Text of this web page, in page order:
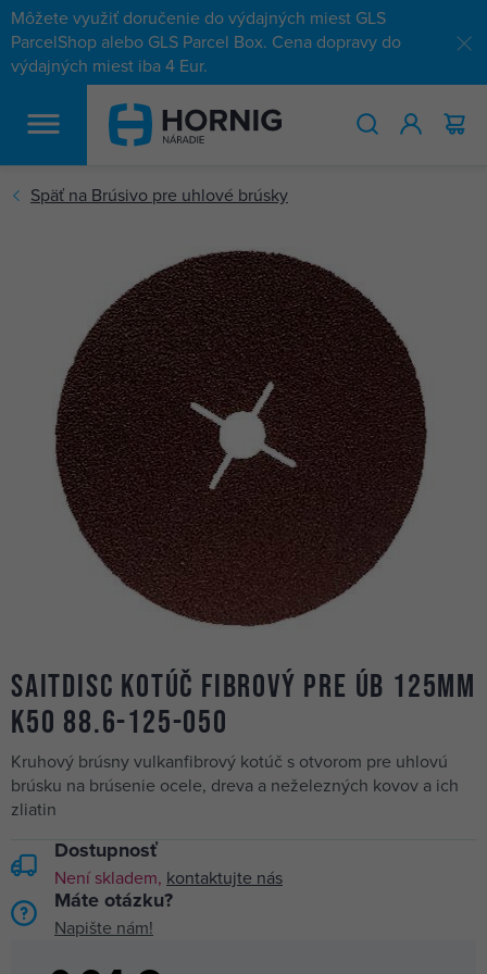
Môžete využiť doručenie do výdajných miest GLS
ParcelShop alebo GLS Parcel Box. Cena dopravy do
výdajných miest iba 4 Eur.
HĽADAŤ
SAITDISC kotúč fibrový pre ÚB 125mm
K50 88.6-125-050
Kruhový brúsny vulkanfibrový kotúč s otvorom pre uhlovú
brúsku na brúsenie ocele, dreva a neželezných kovov a ich
zliatin
Dostupnosť
Není skladem, kontaktujte nás
Máte otázku?
Napište nám!